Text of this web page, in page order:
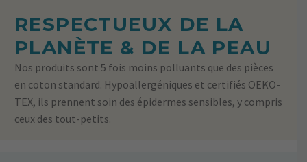
RESPECTUEUX DE LA
PLANÈTE & DE LA PEAU
Nos produits sont 5 fois moins polluants que des pièces
en coton standard. Hypoallergéniques et certifiés OEKO-
TEX, ils prennent soin des épidermes sensibles, y compris
ceux des tout-petits.